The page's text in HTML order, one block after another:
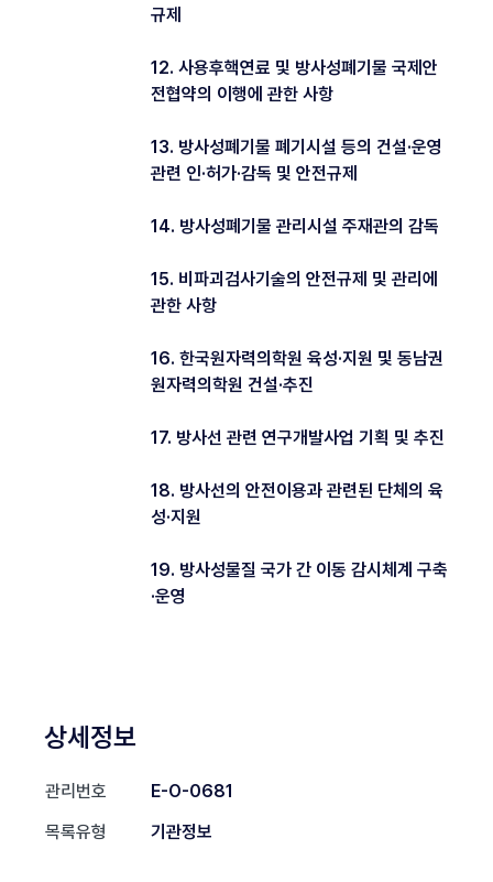
규제
12. 사용후핵연료 및 방사성폐기물 국제안
전협약의 이행에 관한 사항
13. 방사성폐기물 폐기시설 등의 건설·운영
관련 인·허가·감독 및 안전규제
14. 방사성폐기물 관리시설 주재관의 감독
15. 비파괴검사기술의 안전규제 및 관리에
관한 사항
16. 한국원자력의학원 육성·지원 및 동남권
원자력의학원 건설·추진
17. 방사선 관련 연구개발사업 기획 및 추진
18. 방사선의 안전이용과 관련된 단체의 육
성·지원
19. 방사성물질 국가 간 이동 감시체계 구축
·운영
상세정보
관리번호
E-O-0681
목록유형
기관정보